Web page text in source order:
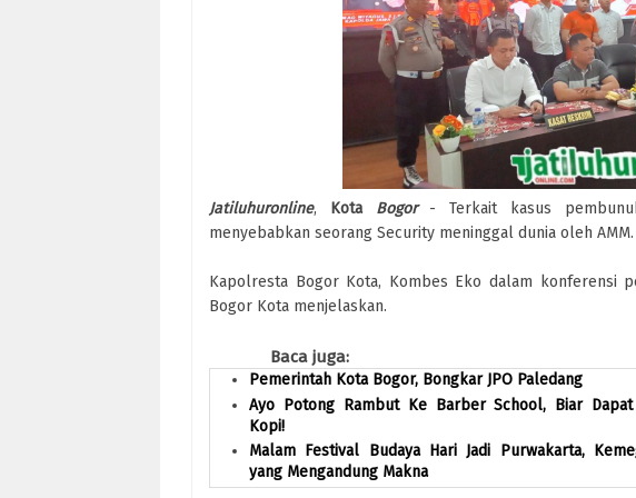
Jatiluhuronline, Kota Bogor- Terkait kasus
menyebabkan seorang Security meninggal dunia oleh AMM.
Kapolresta Bogor Kota, Kombes Eko dalam konferensi
Bogor Kota menjelaskan.
Baca juga:
Pemerintah Kota Bogor, Bongkar JPO Paledang
Ayo Potong Rambut Ke Barber School, Biar Dapat
Kopi!
Malam Festival Budaya Hari Jadi Purwakarta,
yang Mengandung Makna